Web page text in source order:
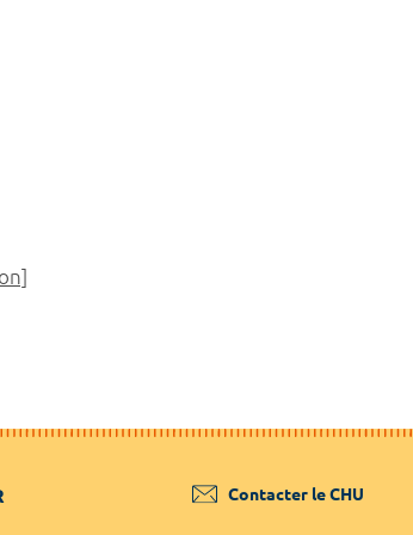
Contacter le CHU